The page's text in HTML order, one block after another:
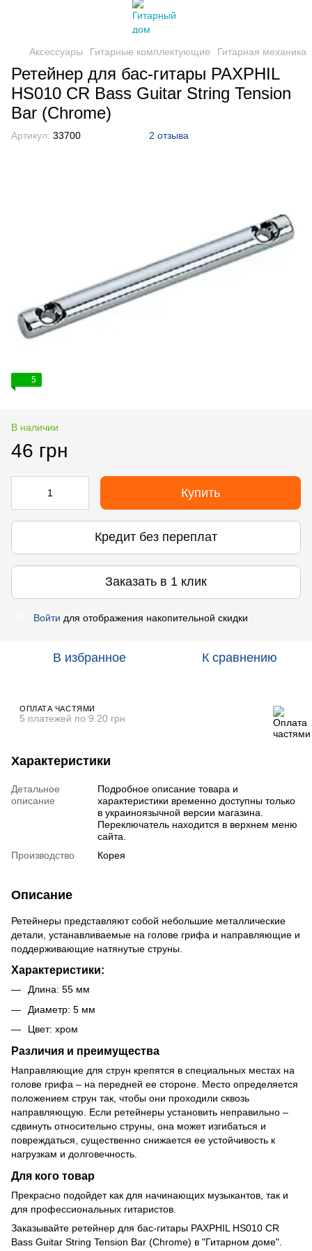
Аксессуары Гитарные комплектующие Гитарная механика
Ретейнер для бас-гитары PAXPHIL
HS010 CR Bass Guitar String Tension
Bar (Chrome)
Артикул: 33700 2 отзыва
5
В наличии
46 грн
Купить
Кредит без переплат
Заказать в 1 клик
Войти для отображения накопительной скидки
В избранное К сравнению
ОПЛАТА ЧАСТЯМИ
5 платежей по 9.20 грн
Характеристики
Детальное
описание
Подробное описание товара и
характеристики временно доступны только
в украиноязычной версии магазина.
Переключатель находится в верхнем меню
сайта.
Производство
Корея
Описание
Ретейнеры представляют собой небольшие металлические
детали, устанавливаемые на голове грифа и направляющие и
поддерживающие натянутые струны.
Характеристики:
Длина: 55 мм
Диаметр: 5 мм
Цвет: хром
Различия и преимущества
Направляющие для струн крепятся в специальных местах на
голове грифа – на передней ее стороне. Место определяется
положением струн так, чтобы они проходили сквозь
направляющую. Если ретейнеры установить неправильно –
сдвинуть относительно струны, она может изгибаться и
повреждаться, существенно снижается ее устойчивость к
нагрузкам и долговечность.
Для кого товар
Прекрасно подойдет как для начинающих музыкантов, так и
для профессиональных гитаристов.
Заказывайте ретейнер для бас-гитары PAXPHIL HS010 CR
Bass Guitar String Tension Bar (Chrome) в "Гитарном доме".